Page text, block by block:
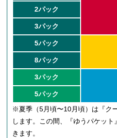
2パック
3パック
5パック
8パック
3パック
5パック
※夏季（5月頃〜10月頃）は『ク
します。この間、『ゆうパケッ
きます。